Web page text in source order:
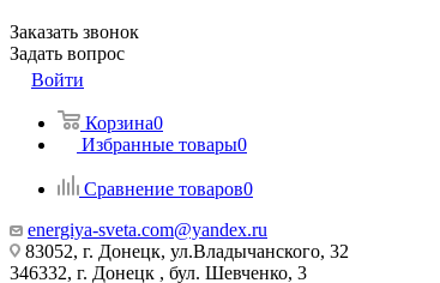
Заказать звонок
Задать вопрос
Войти
Корзина0
Избранные товары0
Сравнение товаров0
energiya-sveta.com@yandex.ru
83052, г. Донецк, ул.Владычанского, 32
346332, г. Донецк , бул. Шевченко, 3